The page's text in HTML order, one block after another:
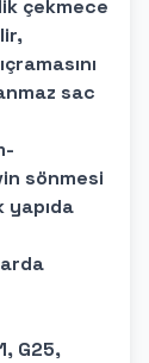
çekmece
sac
sönmesi
yapıda
G25,